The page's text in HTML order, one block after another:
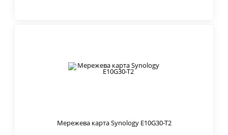
Мережева карта Synology E10G30-T2